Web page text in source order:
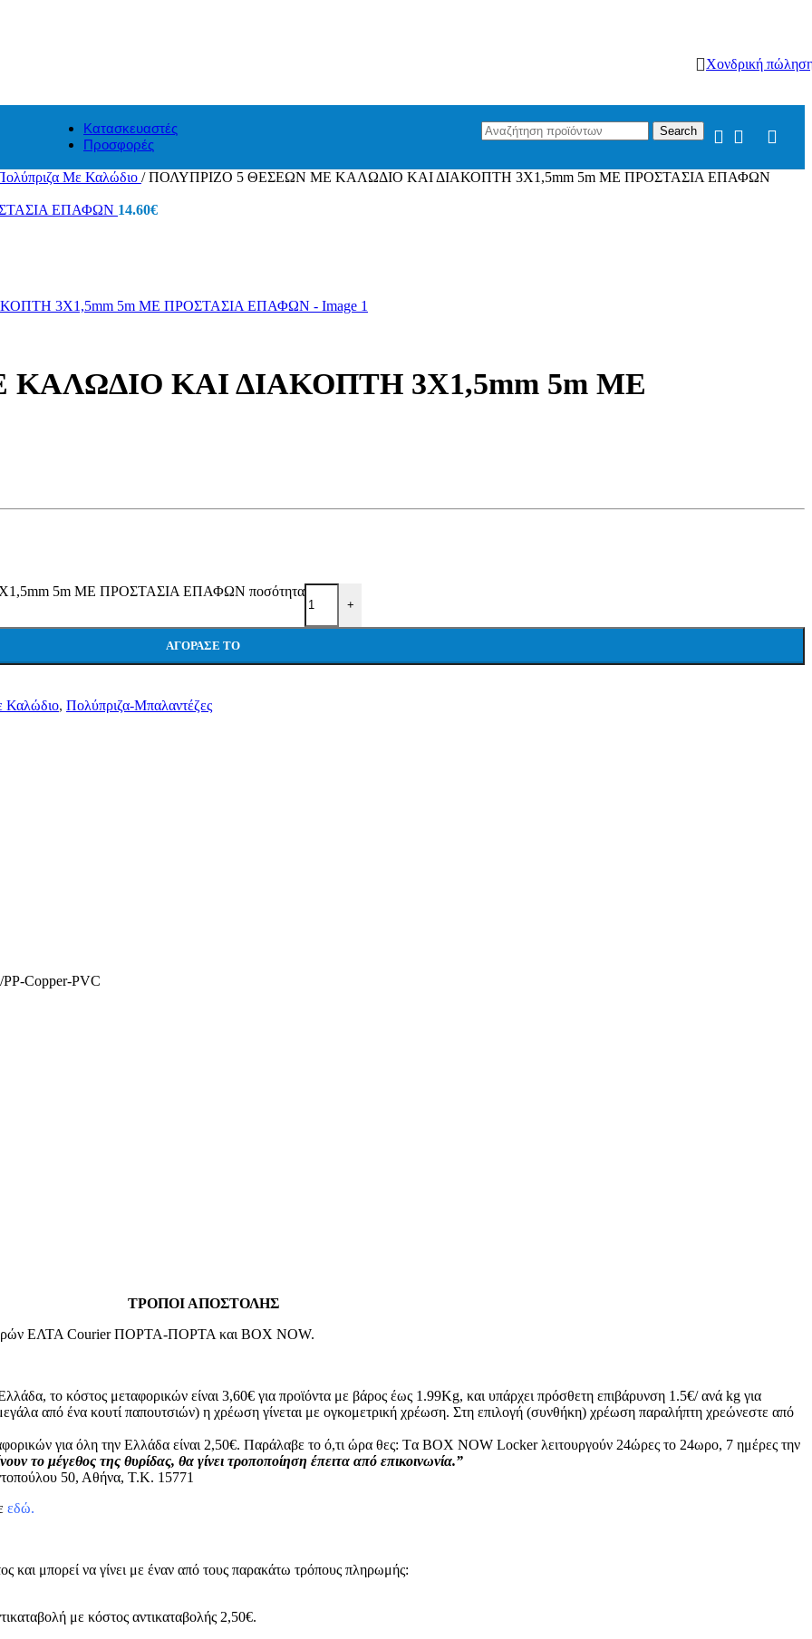
Χονδρική
Κατασκευαστές
Προσφορές
Search
Με Καλώδιο / ΠΟΛΥΠΡΙΖΟ 5 ΘΕΣΕΩΝ ΜΕ ΚΑΛΩΔΙΟ ΚΑΙ ΔΙΑΚΟΠΤΗ 3X1,5mm 5m ΜΕ ΠΡΟΣΤΑΣΙΑ ΕΠΑΦΩΝ
ΕΠΑΦΩΝ 14.60€
ΚΑΙ ΔΙΑΚΟΠΤΗ 3X1,5mm 5m ΜΕ
5m ΜΕ ΠΡΟΣΤΑΣΙΑ ΕΠΑΦΩΝ ποσότητα
+
ΑΓΌΡΑΣΕ ΤΟ
Καλώδιο, Πολύπριζα-Μπαλαντέζες
Copper-PVC
ΤΡΟΠΟΙ ΑΠΟΣΤΟΛΗΣ
ΕΛΤΑ Courier ΠΟΡΤΑ-ΠΟΡΤΑ και BOX NOW.
το κόστος μεταφορικών είναι 3,60€ για προϊόντα με βάρος έως 1.99Kg, και υπάρχει πρόσθετη επιβάρυνση 1.5€/ ανά kg για
από ένα κουτί παπουτσιών) η χρέωση γίνεται με ογκομετρική χρέωση. Στη επιλογή (συνθήκη) χρέωση παραλήπτη χρεώνεστε από
για όλη την Ελλάδα είναι 2,50€. Παράλαβε το ό,τι ώρα θες: Tα ΒΟΧ ΝΟW Locker λειτουργούν 24ώρες το 24ωρο, 7 ημέρες την
το μέγεθος της θυρίδας, θα γίνει τροποποίηση έπειτα από επικοινωνία.”
50, Αθήνα, Τ.Κ. 15771
εδώ.
και μπορεί να γίνει με έναν από τους παρακάτω τρόπους πληρωμής:
με κόστος αντικαταβολής 2,50€.